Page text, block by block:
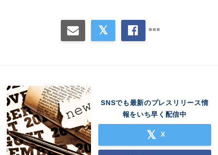
SNSでも最新のプレスリリース情
報をいち早く配信中
X